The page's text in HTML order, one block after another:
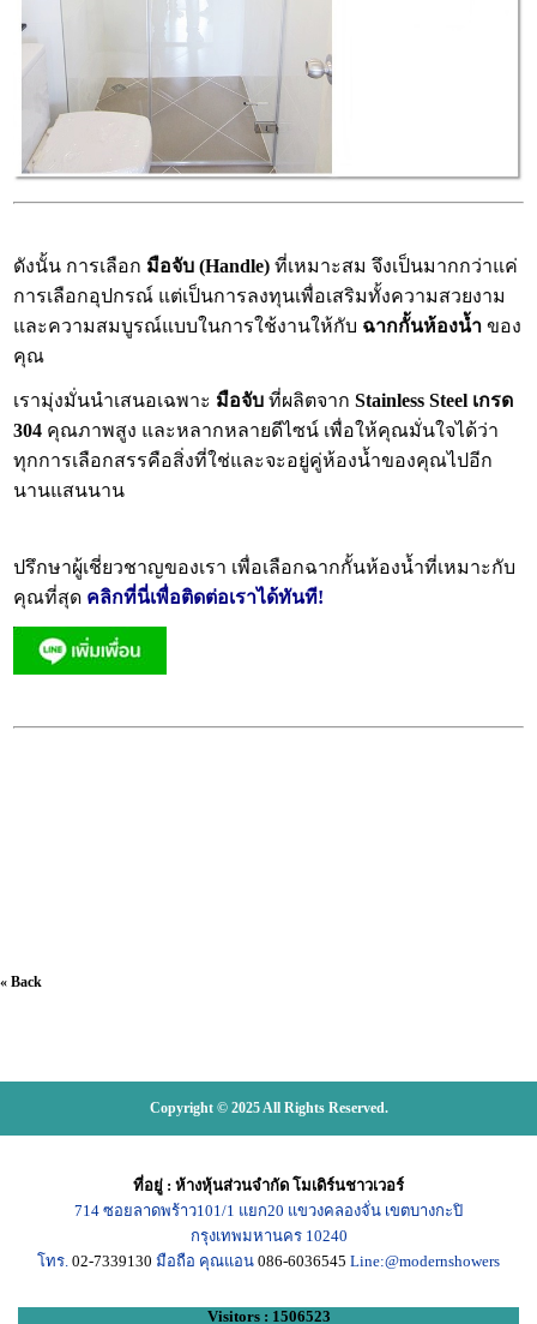
ดังนั้น การเลือก มือจับ (Handle) ที่เหมาะสม จึงเป็นมากกว่าแค่
การเลือกอุปกรณ์ แต่เป็นการลงทุนเพื่อเสริมทั้งความสวยงาม
และความสมบูรณ์แบบในการใช้งานให้กับ ฉากกั้นห้องน้ำ ของ
คุณ
เรามุ่งมั่นนำเสนอเฉพาะ มือจับ ที่ผลิตจากStainless Steel เกรด
304 คุณภาพสูง และหลากหลายดีไซน์ เพื่อให้คุณมั่นใจได้ว่า
ทุกการเลือกสรรคือสิ่งที่ใช่และจะอยู่คู่ห้องน้ำของคุณไปอีก
นานแสนนาน
ปรึกษาผู้เชี่ยวชาญของเรา เพื่อเลือกฉากกั้นห้องน้ำที่เหมาะกับ
คุณที่สุด คลิกที่นี่เพื่อติดต่อเราได้ทันที!
« Back
Copyright © 2025 All Rights Reserved.
ที่อยู่ : ห้างหุ้นส่วนจำกัด โมเดิร์นชาวเวอร์
714 ซอยลาดพร้าว101/1 แยก20 แขวงคลองจั่น เขตบางกะปิ
กรุงเทพมหานคร 10240
โทร. 02-7339130 มือถือ คุณแอน 086-6036545 Line:@modernshowers
Visitors : 1506523